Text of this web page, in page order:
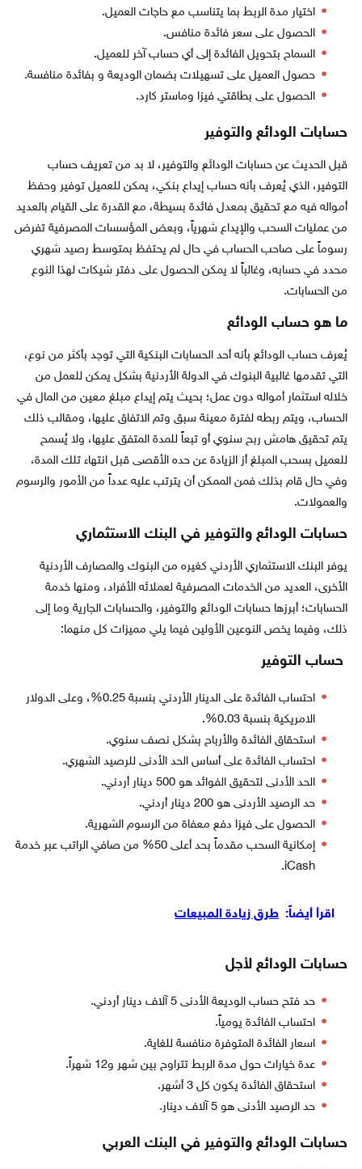
اختيار مدة الربط بما يتناسب مع حاجات العميل.
الحصول على سعر فائدة منافس.
السماح بتحويل الفائدة إلى أي حساب آخر للعميل.
حصول العميل على تسهيلات بضمان الوديعة و بفائدة منافسة.
الحصول على بطاقتي فيزا وماستر كارد.
حسابات الودائع والتوفير
قبل الحديث عن حسابات الودائع والتوفير، لا بد من تعريف حساب
التوفير، الذي يُعرف بأنه حساب إيداع بنكي، يمكن للعميل توفير وحفظ
أمواله فيه مع تحقيق بمعدل فائدة بسيطة، مع القدرة على القيام بالعديد
من عمليات السحب والإيداع شهرياً، وبعض المؤسسات المصرفية تفرض
رسوماً على صاحب الحساب في حال لم يحتفظ بمتوسط رصيد شهري
محدد في حسابه، وغالباً لا يمكن الحصول على دفتر شيكات لهذا النوع
من الحسابات.
ما هو حساب الودائع
يُعرف حساب الودائع بأنه أحد الحسابات البنكية التي توجد بأكثر من نوع،
التي تقدمها غالبية البنوك في الدولة الأردنية بشكل يمكن للعمل من
خلاله استثمار أمواله دون عمل؛ بحيث يتم إيداع مبلغ معين من المال في
الحساب، ويتم ربطه لفترة معينة سبق وتم الاتفاق عليها، ومقالب ذلك
يتم تحقيق هامش ربح سنوي أو تبعاً للمدة المتفق عليها، ولا يُسمح
للعميل بسحب المبلغ أز الزيادة عن حده الأقصى قبل انتهاء تلك المدة،
وفي حال قام بذلك فمن الممكن أن يترتب عليه عدداً من الأمور والرسوم
والعمولات.
حسابات الودائع والتوفير في البنك الاستثماري
يوفر البنك الاستثماري الأردني كغيره من البنوك والمصارف الأردنية
الأخرى، العديد من الخدمات المصرفية لعملائه الأفراد، ومنها خدمة
الحسابات؛ أبرزها حسابات الودائع والتوفير، والحسابات الجارية وما إلى
ذلك، وفيما يخص النوعين الأولين فيما يلي مميزات كل منهما:
حساب التوفير
احتساب الفائدة على الدينار الأردني بنسبة 0.25%، وعلى الدولار
الامريكية بنسبة 0.03%.
استحقاق الفائدة والأرباح بشكل نصف سنوي.
احتساب الفائدة على أساس الحد الأدنى للرصيد الشهري.
الحد الأدنى لتحقيق الفوائد هو 500 دينار أردني.
حد الرصيد الأردنى هو 200 دينار أردني.
الحصول على فيزا دفع معفاة من الرسوم الشهرية.
إمكانية السحب مقدماً بحد أعلى 50% من صافي الراتب عبر خدمة
iCash.
اقرأ أيضاً: طرق زيادة المبيعات
حسابات الودائع لأجل
حد فتح حساب الوديعة الأدنى 5 آلاف دينار أردني.
احتساب الفائدة يومياً.
اسعار الفائدة المتوفرة منافسة للغاية.
عدة خيارات حول مدة الربط تتراوح بين شهر و12 شهراً.
استحقاق الفائدة يكون كل 3 أشهر.
حد الرصيد الأدنى هو 5 آلاف دينار.
حسابات الودائع والتوفير في البنك العربي